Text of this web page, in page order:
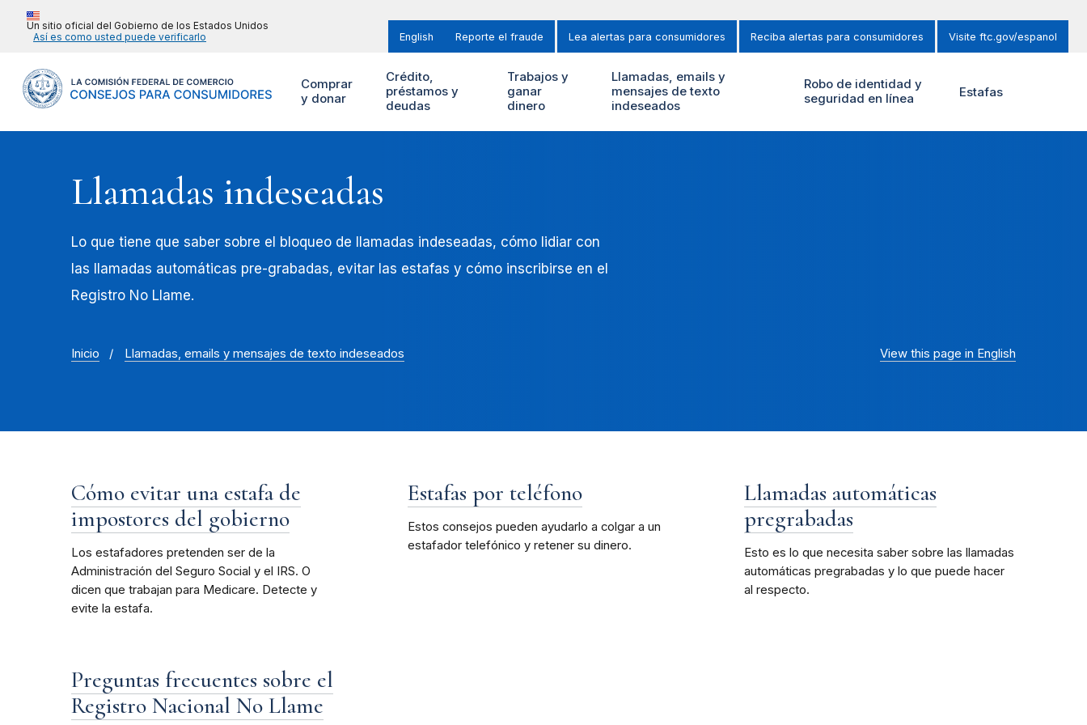
Un sitio oficial del Gobierno de los Estados Unidos
Así es como usted puede verificarlo
English Reporte el fraude Lea alertas para consumidores Reciba alertas para consumidores Visite ftc.gov/espanol
Comprar
y donar
Crédito,
préstamos y
deudas
Trabajos y
ganar
dinero
Llamadas, emails y
mensajes de texto
indeseados
Robo de identidad y
seguridad en línea
Estafas
Llamadas indeseadas
Lo que tiene que saber sobre el bloqueo de llamadas indeseadas, cómo lidiar con
las llamadas automáticas pre-grabadas, evitar las estafas y cómo inscribirse en el
Registro No Llame.
Inicio Llamadas, emails y mensajes de texto indeseados View this page in English
Cómo evitar una estafa de
impostores del gobierno
Los estafadores pretenden ser de la
Administración del Seguro Social y el IRS. O
dicen que trabajan para Medicare. Detecte y
evite la estafa.
Estafas por teléfono
Estos consejos pueden ayudarlo a colgar a un
estafador telefónico y retener su dinero.
Llamadas automáticas
pregrabadas
Esto es lo que necesita saber sobre las llamadas
automáticas pregrabadas y lo que puede hacer
al respecto.
Preguntas frecuentes sobre el
Registro Nacional No Llame